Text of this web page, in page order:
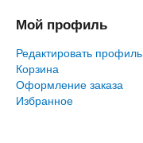
Мой профиль
Редактировать профиль
Корзина
Оформление заказа
Избранное